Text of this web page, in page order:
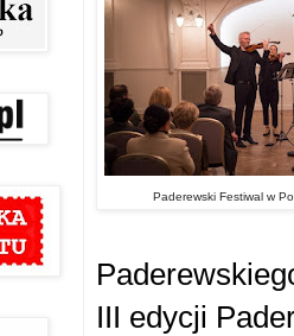
Paderewski Festiwal w
III edycji